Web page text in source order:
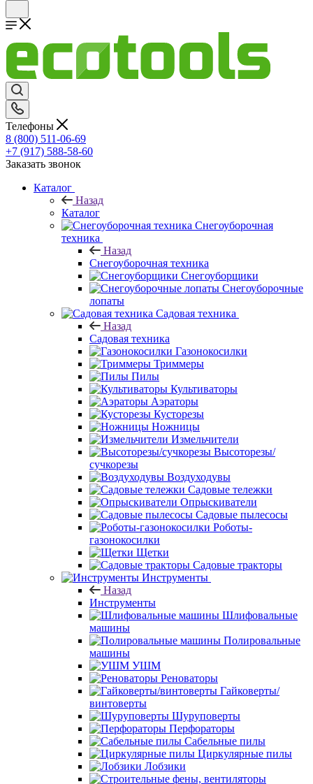
Телефоны
8 (800) 511-06-69
+7 (917) 588-58-60
Заказать звонок
Каталог
Назад
Каталог
Снегоуборочная
техника
Назад
Снегоуборочная техника
Снегоуборщики
Снегоуборочные
лопаты
Садовая техника
Назад
Садовая техника
Газонокосилки
Триммеры
Пилы
Культиваторы
Аэраторы
Кусторезы
Ножницы
Измельчители
Высоторезы/
сучкорезы
Воздуходувы
Садовые тележки
Опрыскиватели
Садовые пылесосы
Роботы-
газонокосилки
Щетки
Садовые тракторы
Инструменты
Назад
Инструменты
Шлифовальные
машины
Полировальные
машины
УШМ
Реноваторы
Гайковерты/
винтоверты
Шуруповерты
Перфораторы
Сабельные пилы
Циркулярные пилы
Лобзики